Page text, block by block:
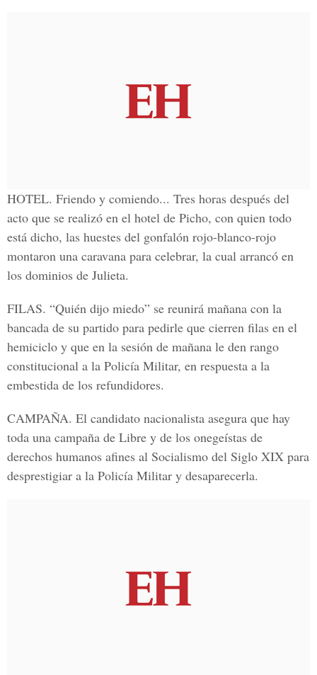
HOTEL. Friendo y comiendo... Tres horas después del
acto que se realizó en el hotel de Picho, con quien todo
está dicho, las huestes del gonfalón rojo-blanco-rojo
montaron una caravana para celebrar, la cual arrancó en
los dominios de Julieta.
FILAS. “Quién dijo miedo” se reunirá mañana con la
bancada de su partido para pedirle que cierren filas en el
hemiciclo y que en la sesión de mañana le den rango
constitucional a la Policía Militar, en respuesta a la
embestida de los refundidores.
CAMPAÑA. El candidato nacionalista asegura que hay
toda una campaña de Libre y de los onegeístas de
derechos humanos afines al Socialismo del Siglo XIX para
desprestigiar a la Policía Militar y desaparecerla.